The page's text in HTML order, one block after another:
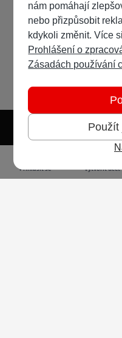
Světlý režim Předvolba systému
Přihlásit se Vytvořit účet
nám pomáhají
nebo přizpůsobit
kdykoli změnit. Více
Prohlášení o
Zásadách používání
Použít